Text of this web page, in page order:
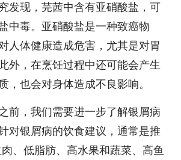
发现，芫茜中含有亚硝酸盐，可
中毒。亚硝酸盐是一种致癌物
人体健康造成危害，尤其是对胃
外，在烹饪过程中还可能会产生
，也会对身体造成不良影响。
前，我们需要进一步了解银屑病
对银屑病的饮食建议，通常是推
、低脂肪、高水果和蔬菜、高鱼